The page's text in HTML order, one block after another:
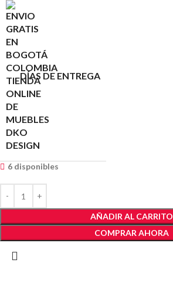
DÍAS DE ENTREGA
6 disponibles
AÑADIR AL CARRITO
COMPRAR AHORA